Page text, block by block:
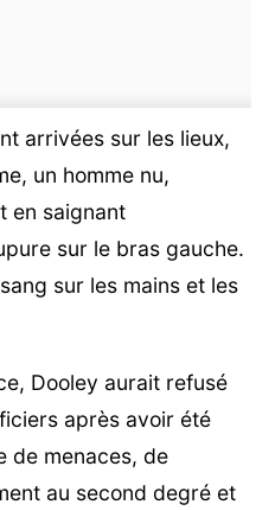
arrivées sur les lieux,
un homme nu,
en saignant
sur le bras gauche.
sur les mains et les
Dooley aurait refusé
après avoir été
de menaces, de
au second degré et